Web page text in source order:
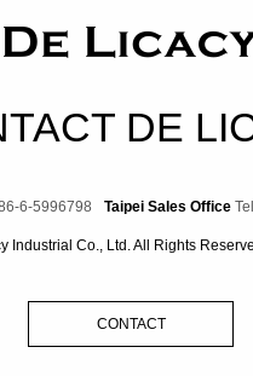
DE
6-5996798 Taipei Sales Office
Industrial Co., Ltd. All Rights
CONTACT